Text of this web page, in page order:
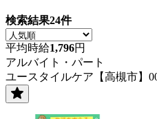
検索結果24件
平均時給1,796円
アルバイト・パート
ユースタイルケア【高槻市】